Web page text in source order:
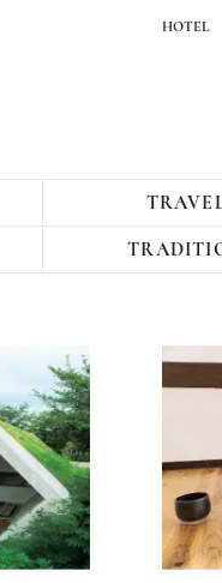
HOTEL